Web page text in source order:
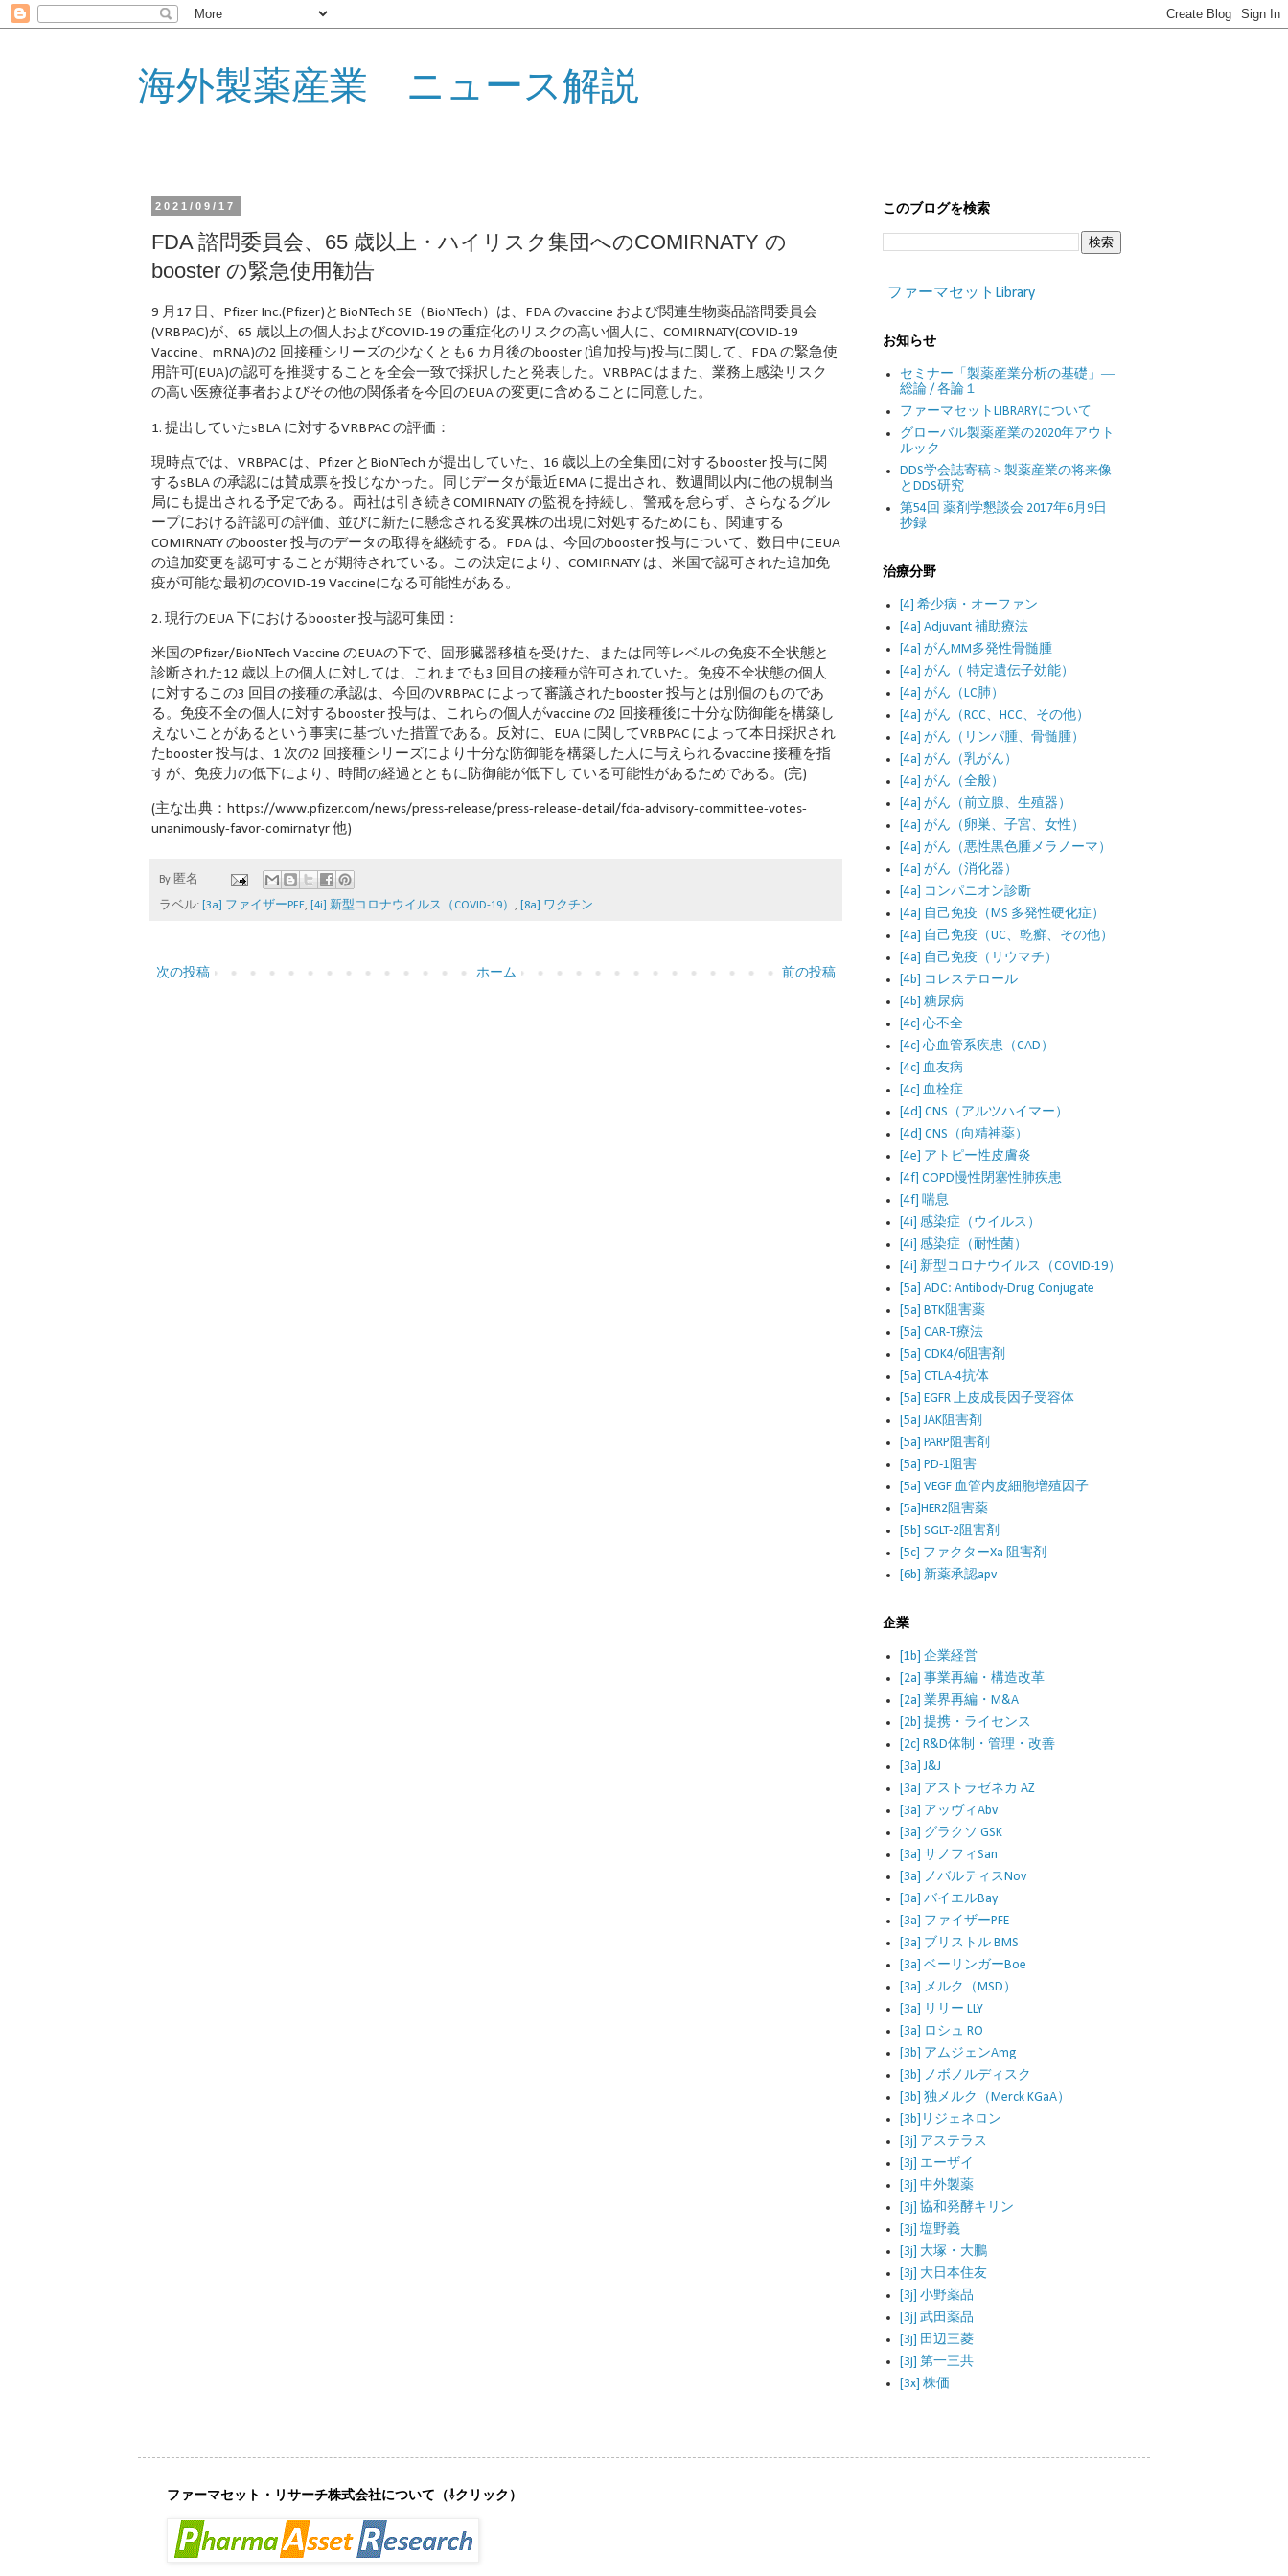
海外製薬産業 ニュース解説
2021/09/17
FDA 諮問委員会、65 歳以上・ハイリスク集団へのCOMIRNATY の
booster の緊急使用勧告
9 月17 日、Pfizer Inc.(Pfizer)とBioNTech SE（BioNTech）は、FDA のvaccine および関連生物薬品諮問委員会
(VRBPAC)が、65 歳以上の個人およびCOVID-19 の重症化のリスクの高い個人に、COMIRNATY(COVID-19
Vaccine、mRNA)の2 回接種シリーズの少なくとも6 カ月後のbooster (追加投与)投与に関して、FDA の緊急使
用許可(EUA)の認可を推奨することを全会一致で採択したと発表した。VRBPAC はまた、業務上感染リスク
の高い医療従事者およびその他の関係者を今回のEUA の変更に含めることに同意した。
1. 提出していたsBLA に対するVRBPAC の評価：
現時点では、VRBPAC は、Pfizer とBioNTech が提出していた、16 歳以上の全集団に対するbooster 投与に関
するsBLA の承認には賛成票を投じなかった。同じデータが最近EMA に提出され、数週間以内に他の規制当
局にも提出される予定である。両社は引き続きCOMIRNATY の監視を持続し、警戒を怠らず、さらなるグル
ープにおける許認可の評価、並びに新たに懸念される変異株の出現に対処するためにも、関連する
COMIRNATY のbooster 投与のデータの取得を継続する。FDA は、今回のbooster 投与について、数日中にEUA
の追加変更を認可することが期待されている。この決定により、COMIRNATY は、米国で認可された追加免
疫が可能な最初のCOVID-19 Vaccineになる可能性がある。
2. 現行のEUA 下におけるbooster 投与認可集団：
米国のPfizer/BioNTech Vaccine のEUAの下で、固形臓器移植を受けた、または同等レベルの免疫不全状態と
診断された12 歳以上の個人に対しては、これまでも3 回目の接種が許可されていた。免疫不全状態の個人
に対するこの3 回目の接種の承認は、今回のVRBPAC によって審議されたbooster 投与とは別個のものであ
る。免疫不全の個人に対するbooster 投与は、これらの個人がvaccine の2 回接種後に十分な防御能を構築し
えないことがあるという事実に基づいた措置である。反対に、EUA に関してVRBPAC によって本日採択され
たbooster 投与は、1 次の2 回接種シリーズにより十分な防御能を構築した人に与えられるvaccine 接種を指
すが、免疫力の低下により、時間の経過とともに防御能が低下している可能性があるためである。(完)
(主な出典：https://www.pfizer.com/news/press-release/press-release-detail/fda-advisory-committee-votes-
unanimously-favor-comirnatyr 他)
By 匿名
ラベル: [3a] ファイザーPFE, [4i] 新型コロナウイルス（COVID-19） , [8a] ワクチン
次の投稿 前の投稿
ホーム
このブログを検索
ファーマセットLibrary
お知らせ
セミナー「製薬産業分析の基礎」―
総論 / 各論１
ファーマセットLIBRARYについて
グローバル製薬産業の2020年アウト
ルック
DDS学会誌寄稿＞製薬産業の将来像
とDDS研究
第54回 薬剤学懇談会 2017年6月9日
抄録
治療分野
[4] 希少病・オーファン
[4a] Adjuvant 補助療法
[4a] がんMM多発性骨髄腫
[4a] がん（ 特定遺伝子効能）
[4a] がん（LC肺）
[4a] がん（RCC、HCC、その他）
[4a] がん（リンパ腫、骨髄腫）
[4a] がん（乳がん）
[4a] がん（全般）
[4a] がん（前立腺、生殖器）
[4a] がん（卵巣、子宮、女性）
[4a] がん（悪性黒色腫メラノーマ）
[4a] がん（消化器）
[4a] コンパニオン診断
[4a] 自己免疫（MS 多発性硬化症）
[4a] 自己免疫（UC、乾癬、その他）
[4a] 自己免疫（リウマチ）
[4b] コレステロール
[4b] 糖尿病
[4c] 心不全
[4c] 心血管系疾患（CAD）
[4c] 血友病
[4c] 血栓症
[4d] CNS（アルツハイマー）
[4d] CNS（向精神薬）
[4e] アトピー性皮膚炎
[4f] COPD慢性閉塞性肺疾患
[4f] 喘息
[4i] 感染症（ウイルス）
[4i] 感染症（耐性菌）
[4i] 新型コロナウイルス（COVID-19）
[5a] ADC: Antibody-Drug Conjugate
[5a] BTK阻害薬
[5a] CAR-T療法
[5a] CDK4/6阻害剤
[5a] CTLA-4抗体
[5a] EGFR 上皮成長因子受容体
[5a] JAK阻害剤
[5a] PARP阻害剤
[5a] PD-1阻害
[5a] VEGF 血管内皮細胞増殖因子
[5a]HER2阻害薬
[5b] SGLT-2阻害剤
[5c] ファクターXa 阻害剤
[6b] 新薬承認apv
企業
[1b] 企業経営
[2a] 事業再編・構造改革
[2a] 業界再編・M&A
[2b] 提携・ライセンス
[2c] R&D体制・管理・改善
[3a] J&J
[3a] アストラゼネカ AZ
[3a] アッヴィAbv
[3a] グラクソ GSK
[3a] サノフィSan
[3a] ノバルティスNov
[3a] バイエルBay
[3a] ファイザーPFE
[3a] ブリストル BMS
[3a] ベーリンガーBoe
[3a] メルク（MSD）
[3a] リリー LLY
[3a] ロシュ RO
[3b] アムジェンAmg
[3b] ノボノルディスク
[3b] 独メルク（Merck KGaA）
[3b]リジェネロン
[3j] アステラス
[3j] エーザイ
[3j] 中外製薬
[3j] 協和発酵キリン
[3j] 塩野義
[3j] 大塚・大鵬
[3j] 大日本住友
[3j] 小野薬品
[3j] 武田薬品
[3j] 田辺三菱
[3j] 第一三共
[3x] 株価
ファーマセット・リサーチ株式会社について（⇩クリック）